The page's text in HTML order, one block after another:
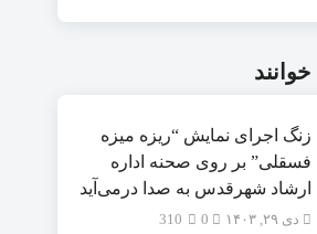
زنگ اجرای نمایش “ریزه میزه
فسقلی” بر روی صحنه اداره
ارشاد شهرقدس به صدا درمی‌آید
دی ۲۹, ۱۴۰۳ 310